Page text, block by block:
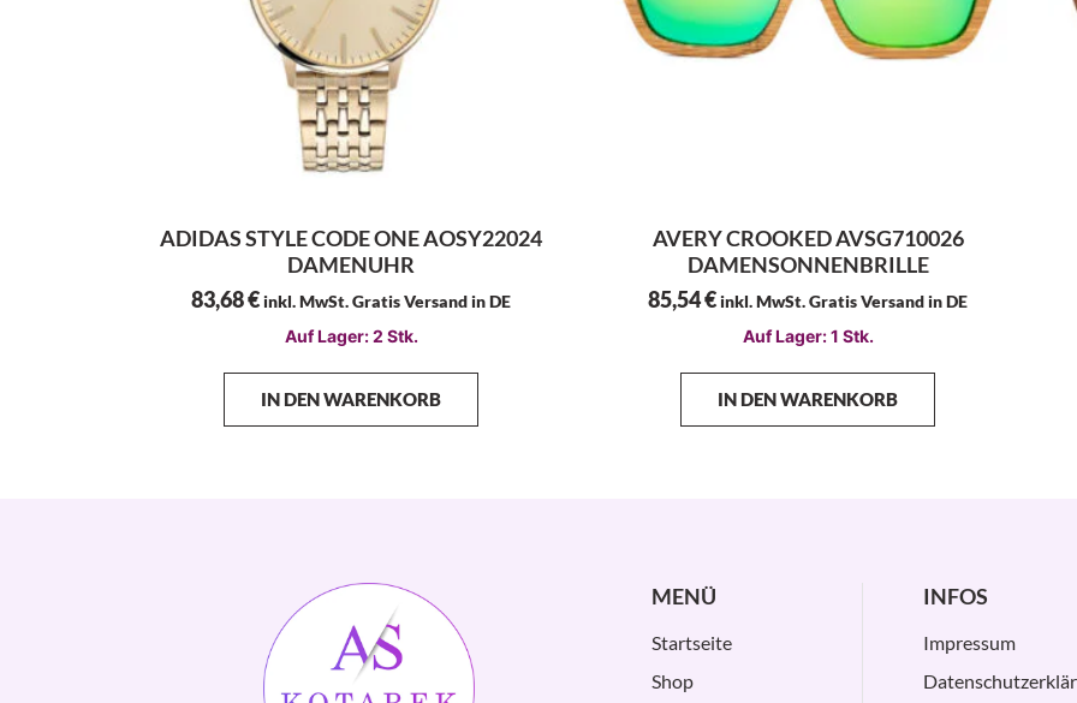
ADIDAS STYLE CODE ONE AOSY22024
DAMENUHR
83,68€inkl. MwSt. Gratis Versand in DE
Auf Lager: 2 Stk.
IN DEN WARENKORB
AVERY CROOKED AVSG710026
DAMENSONNENBRILLE
85,54€inkl. MwSt. Gratis Versand in DE
Auf Lager: 1 Stk.
IN DEN WARENKORB
MENÜ
Startseite
Shop
INFOS
Impressum